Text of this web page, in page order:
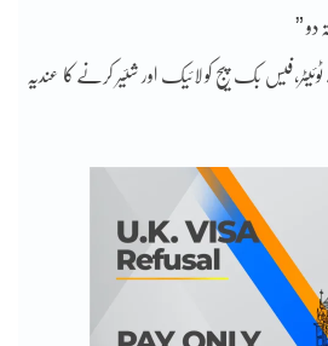
دو ”
بک پیج کو لائیک اور شئیر کرنے کا عندیہ